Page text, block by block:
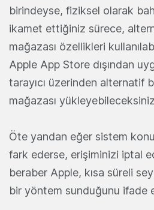
birindeyse, fiziksel olarak
ikamet ettiğiniz sürece,
mağazası özellikleri
Apple App Store dışından
tarayıcı üzerinden alternatif
mağazası
Öte yandan eğer sistem
fark ederse, erişiminizi iptal
beraber Apple, kısa süreli
bir yöntem sunduğunu ifade